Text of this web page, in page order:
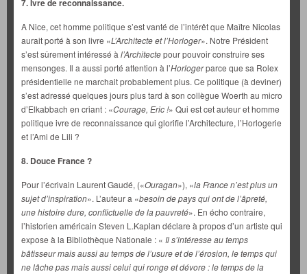
7. Ivre de reconnaissance.
A Nice, cet homme politique s’est vanté de l’intérêt que Maître Nicolas
aurait porté à son livre «L’Architecte et l’Horloger». Notre Président
s’est sûrement intéressé à l’Architectepour pouvoir construire ses
mensonges. Il a aussi porté attention à l’Horlogerparce que sa Rolex
présidentielle ne marchait probablement plus. Ce politique (à deviner)
s’est adressé quelques jours plus tard à son collègue Woerth au micro
d’Elkabbach en criant : «Courage, Eric !» Qui est cet auteur et homme
politique ivre de reconnaissance qui glorifie l’Architecture, l’Horlogerie
et l’Ami de Lili ?
8. Douce France ?
Pour l’écrivain Laurent Gaudé, («Ouragan»), «la France n’est plus un
sujet d’inspiration». L’auteur a «besoin de pays qui ont de l’âpreté,
une histoire dure, conflictuelle de la pauvreté». En écho contraire,
l’historien américain Steven L.Kaplan déclare à propos d’un artiste qui
expose à la Bibliothèque Nationale : « Il s’intéresse au temps
bâtisseur mais aussi au temps de l’usure et de l’érosion, le temps qui
ne lâche pas mais aussi celui qui ronge et dévore : le temps de la